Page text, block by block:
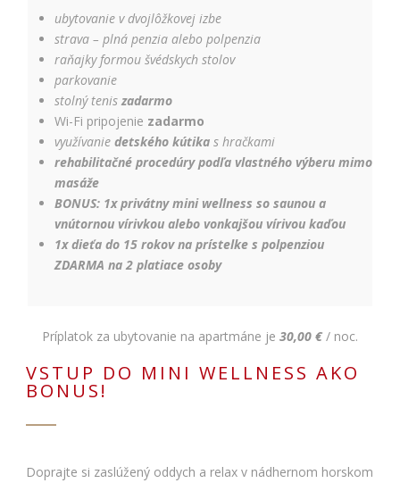
ubytovanie v dvojlôžkovej izbe
strava – plná penzia alebo polpenzia
raňajky formou švédskych stolov
parkovanie
stolný teniszadarmo
Wi-Fi pripojenie zadarmo
využívanie detského kútika s hračkami
rehabilitačné procedúry podľa vlastného výberu mimo
masáže
BONUS: 1x privátny mini wellness so saunou a
vnútornou vírivkou alebo vonkajšou vírivou kaďou
1x dieťa do 15 rokov na prístelke s polpenziou
ZDARMA na 2 platiace osoby
Príplatok za ubytovanie na apartmáne je 30,00 € / noc.
VSTUP DO MINI WELLNESS AKO
BONUS!
Doprajte si zaslúžený oddych a relax v nádhernom horskom